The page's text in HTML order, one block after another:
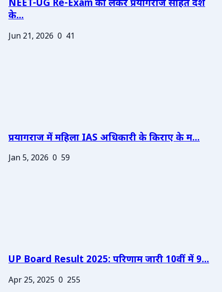
NEET-UG Re-Exam को लेकर प्रयागराज सहित देश
के...
Jun 21, 2026 0 41
प्रयागराज में महिला IAS अधिकारी के किराए के म...
Jan 5, 2026 0 59
UP Board Result 2025: परिणाम जारी 10वीं में 9...
Apr 25, 2025 0 255